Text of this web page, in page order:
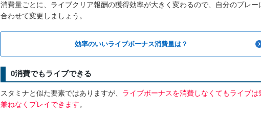
消費量ごとに、ライブクリア報酬の獲得効率が大きく変わるので、自分のプレー
合わせて変更しましょう。
効率のいいライブボーナス消費量は？
0消費でもライブできる
スタミナと似た要素ではありますが、 ライブボーナスを消費しなくてもライブは
兼ねなくプレイできます。